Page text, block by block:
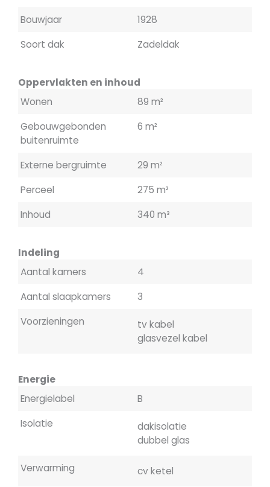
Bouwjaar
1928
Soort dak
Zadeldak
Oppervlakten en inhoud
Wonen
89 m²
Gebouwgebonden
buitenruimte
6 m²
Externe bergruimte
29 m²
Perceel
275 m²
Inhoud
340 m³
Indeling
Aantal kamers
4
Aantal slaapkamers
3
Voorzieningen
tv kabel
glasvezel kabel
Energie
Energielabel
B
Isolatie
dakisolatie
dubbel glas
Verwarming cv ketel